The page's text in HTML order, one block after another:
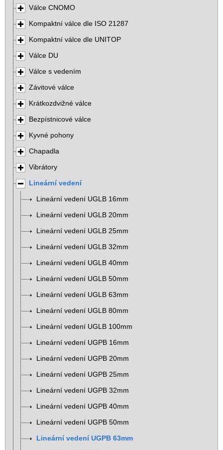
Válce CNOMO
Kompaktní válce dle ISO 21287
Kompaktní válce dle UNITOP
Válce DU
Válce s vedením
Závitové válce
Krátkozdvižné válce
Bezpístnicové válce
Kyvné pohony
Chapadla
Vibrátory
Lineární vedení
Lineární vedení UGLB 16mm
Lineární vedení UGLB 20mm
Lineární vedení UGLB 25mm
Lineární vedení UGLB 32mm
Lineární vedení UGLB 40mm
Lineární vedení UGLB 50mm
Lineární vedení UGLB 63mm
Lineární vedení UGLB 80mm
Lineární vedení UGLB 100mm
Lineární vedení UGPB 16mm
Lineární vedení UGPB 20mm
Lineární vedení UGPB 25mm
Lineární vedení UGPB 32mm
Lineární vedení UGPB 40mm
Lineární vedení UGPB 50mm
Lineární vedení UGPB 63mm